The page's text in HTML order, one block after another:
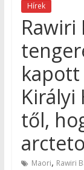
Hírek
Rawiri
kapott
Királyi
től,
Maori, Rawiri